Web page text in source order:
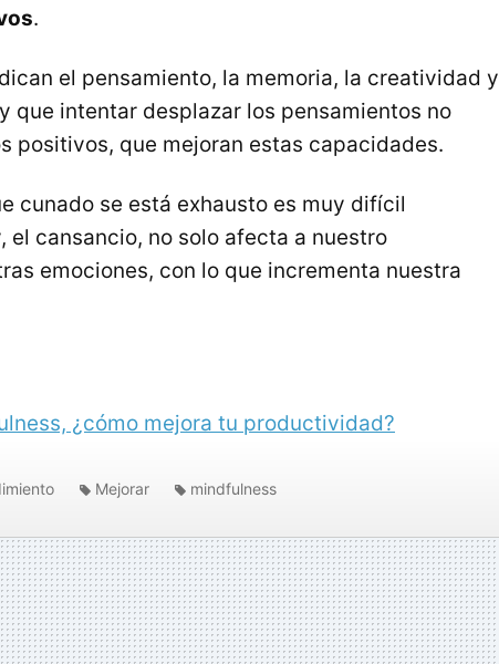
.
el pensamiento, la memoria, la creatividad y
que intentar desplazar los pensamientos no
positivos, que mejoran estas capacidades.
cunado se está exhausto es muy difícil
el cansancio, no solo afecta a nuestro
emociones, con lo que incrementa nuestra
¿cómo mejora tu productividad?
Mejorar mindfulness